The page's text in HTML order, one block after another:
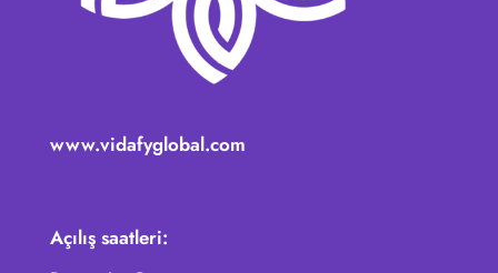
www.vidafyglobal.com
Açılış saatleri: